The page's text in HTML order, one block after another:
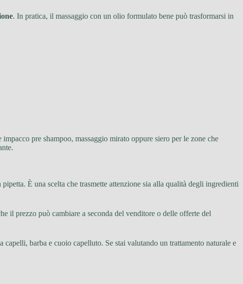
. In pratica, il massaggio con un olio formulato bene può trasformarsi in
pre shampoo, massaggio mirato oppure siero per le zone che
pipetta. È una scelta che trasmette attenzione sia alla qualità degli ingredienti
il prezzo può cambiare a seconda del venditore o delle offerte del
barba e cuoio capelluto. Se stai valutando un trattamento naturale e